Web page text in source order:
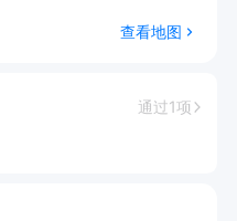
查看地图
通过1项